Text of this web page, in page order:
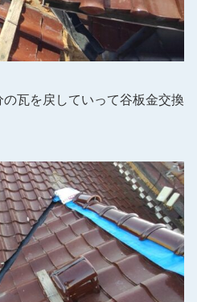
瓦を戻していって谷板金交換